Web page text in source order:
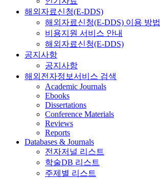
해외자료신청(E-DDS)
해외자료신청(E-DDS) 이용 방법
비용지원 서비스 안내
해외자료신청(E-DDS)
공지사항
공지사항
해외전자정보서비스 검색
Academic Journals
Ebooks
Dissertations
Conference Materials
Reviews
Reports
Databases & Journals
전자저널 리스트
학술DB 리스트
주제별 리스트